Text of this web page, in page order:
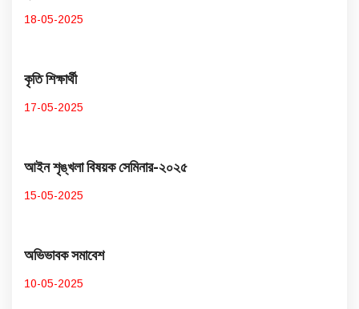
18-05-2025
কৃতি শিক্ষার্থী
17-05-2025
আইন শৃঙ্খলা বিষয়ক সেমিনার-২০২৫
15-05-2025
অভিভাবক সমাবেশ
10-05-2025